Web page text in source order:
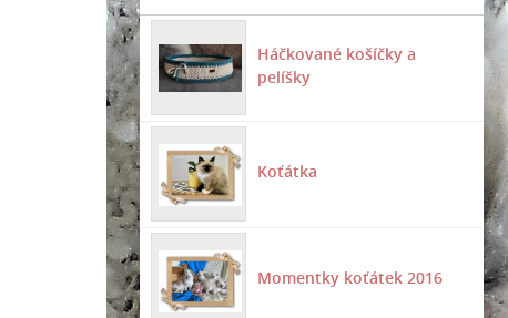
Háčkované košíčky a
pelíšky
Koťátka
Momentky koťátek 2016